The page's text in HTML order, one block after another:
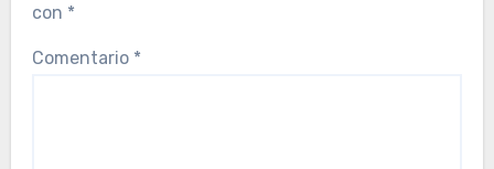
con *
Comentario *